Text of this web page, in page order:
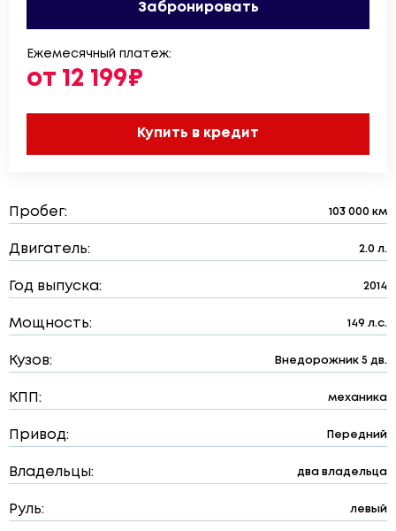
Забронировать
Ежемесячный платеж:
от 12 199₽
Купить в кредит
Пробег: 103 000 км
Двигатель: 2.0 л.
Год выпуска: 2014
Мощность: 149 л.с.
Кузов: Внедорожник 5 дв.
КПП: механика
Привод: Передний
Владельцы: два владельца
Руль: левый